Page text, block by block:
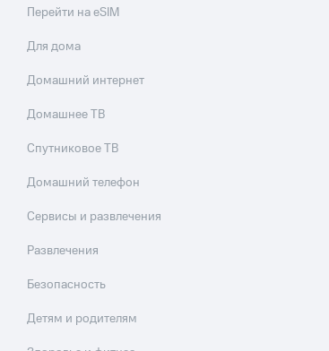
Перейти на eSIM
Для дома
Домашний интернет
Домашнее ТВ
Спутниковое ТВ
Домашний телефон
Сервисы и развлечения
Развлечения
Безопасность
Детям и родителям